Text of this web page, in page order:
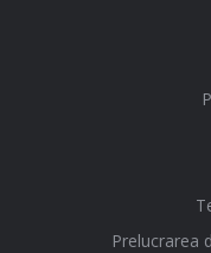
Prelucrarea